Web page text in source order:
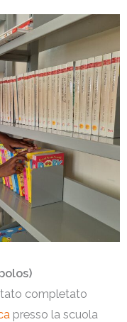
completato
presso la scuola